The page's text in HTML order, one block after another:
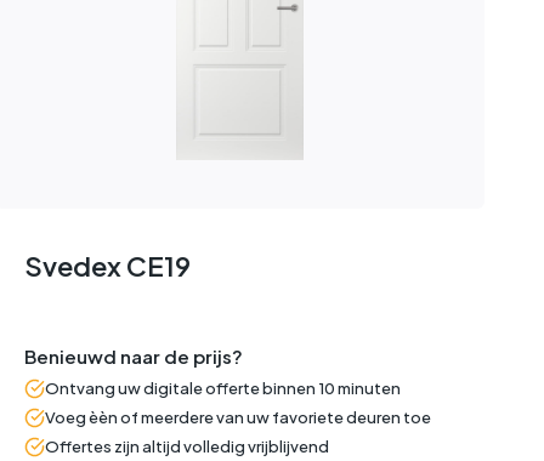
Svedex CE19
Benieuwd naar de prijs?
Ontvang uw digitale offerte binnen 10 minuten
Voeg èèn of meerdere van uw favoriete deuren toe
Offertes zijn altijd volledig vrijblijvend